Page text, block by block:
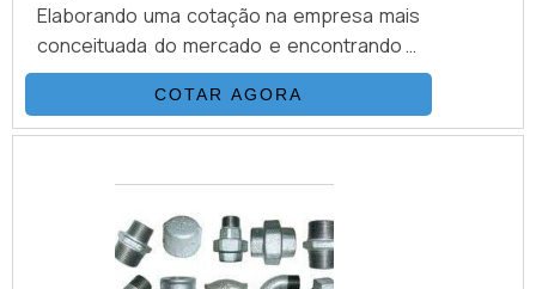
Elaborando uma cotação na empresa mais
conceituada do mercado e encontrando a
melhor em qualidade e custo benefício.UM
POUCO MAIS SOBRE VÁLVULA GUILHOTINA
FLANGEADASe alguém pesquisar válvula de
responsável, consegue encontrar o site da
VSC - Válvulas Industriais. A empresa
trabalha com calibração manômetro e
manutenção válvula globo, focando em
COTAR AGORA